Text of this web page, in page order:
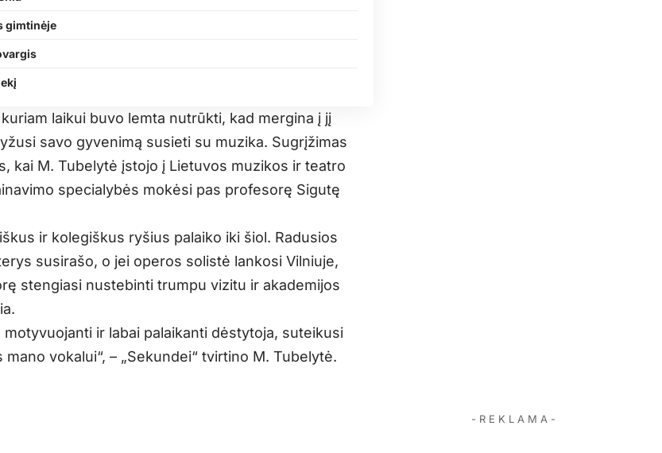
gimtinėje
laikui buvo lemta nutrūkti, kad mergina į jį
savo gyvenimą susieti su muzika. Sugrįžimas
kai M. Tubelytė įstojo į Lietuvos muzikos ir teatro
specialybės mokėsi pas profesorę Sigutę
ir kolegiškus ryšius palaiko iki šiol. Radusios
susirašo, o jei operos solistė lankosi Vilniuje,
stengiasi nustebinti trumpu vizitu ir akademijos
motyvuojanti ir labai palaikanti dėstytoja, suteikusi
vokalui“, – „Sekundei“ tvirtino M. Tubelytė.
- R E K L A M A -